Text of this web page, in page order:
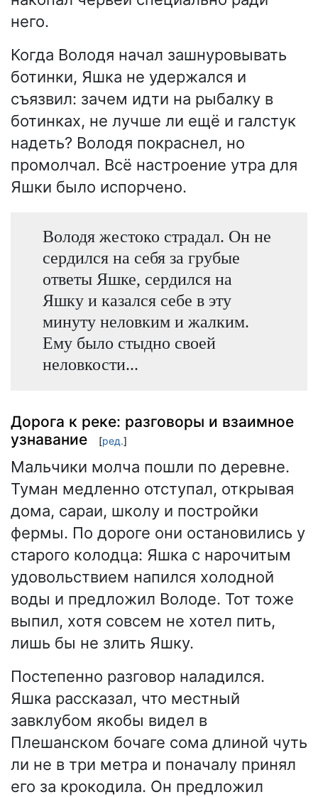
него.
Когда Володя начал зашнуровывать
ботинки, Яшка не удержался и
съязвил: зачем идти на рыбалку в
ботинках, не лучше ли ещё и галстук
надеть? Володя покраснел, но
промолчал. Всё настроение утра для
Яшки было испорчено.
Володя жестоко страдал. Он не
сердился на себя за грубые
ответы Яшке, сердился на
Яшку и казался себе в эту
минуту неловким и жалким.
Ему было стыдно своей
неловкости...
Дорога к реке: разговоры и взаимное
узнавание
[ред.]
Мальчики молча пошли по деревне.
Туман медленно отступал, открывая
дома, сараи, школу и постройки
фермы. По дороге они остановились у
старого колодца: Яшка с нарочитым
удовольствием напился холодной
воды и предложил Володе. Тот тоже
выпил, хотя совсем не хотел пить,
лишь бы не злить Яшку.
Постепенно разговор наладился.
Яшка рассказал, что местный
завклубом якобы видел в
Плешанском бочаге сома длиной чуть
ли не в три метра и поначалу принял
его за крокодила. Он предложил